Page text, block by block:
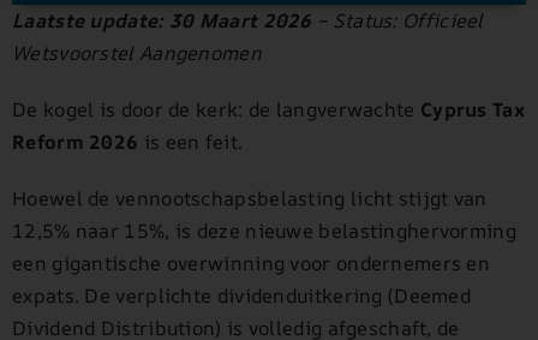
Laatste update: 30 Maart 2026 – Status: Officieel
Wetsvoorstel Aangenomen
De kogel is door de kerk: de langverwachte Cyprus Tax
Reform 2026 is een feit.
Hoewel de vennootschapsbelasting licht stijgt van
12,5% naar 15%, is deze nieuwe belastinghervorming
een gigantische overwinning voor ondernemers en
expats. De verplichte dividenduitkering (Deemed
Dividend Distribution) is volledig afgeschaft, de